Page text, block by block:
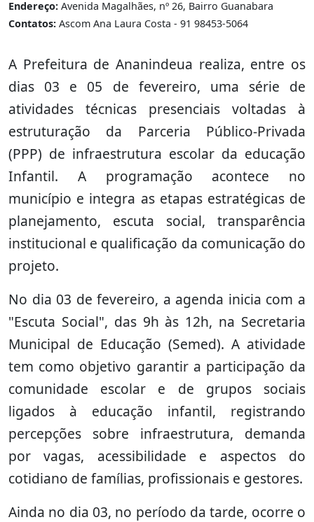
Endereço: Avenida Magalhães, nº 26, Bairro Guanabara
Contatos: Ascom Ana Laura Costa - 91 98453-5064
A Prefeitura de Ananindeua realiza, entre os
dias 03 e 05 de fevereiro, uma série de
atividades técnicas presenciais voltadas à
estruturação da Parceria Público-Privada
(PPP) de infraestrutura escolar da educação
Infantil. A programação acontece no
município e integra as etapas estratégicas de
planejamento, escuta social, transparência
institucional e qualificação da comunicação do
projeto.
No dia 03 de fevereiro, a agenda inicia com a
"Escuta Social", das 9h às 12h, na Secretaria
Municipal de Educação (Semed). A atividade
tem como objetivo garantir a participação da
comunidade escolar e de grupos sociais
ligados à educação infantil, registrando
percepções sobre infraestrutura, demanda
por vagas, acessibilidade e aspectos do
cotidiano de famílias, profissionais e gestores.
Ainda no dia 03, no período da tarde, ocorre o